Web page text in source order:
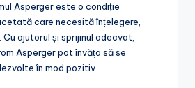
Asperger este o condiție
care necesită înțelegere,
ajutorul și sprijinul adecvat,
Asperger pot învăța să se
în mod pozitiv.